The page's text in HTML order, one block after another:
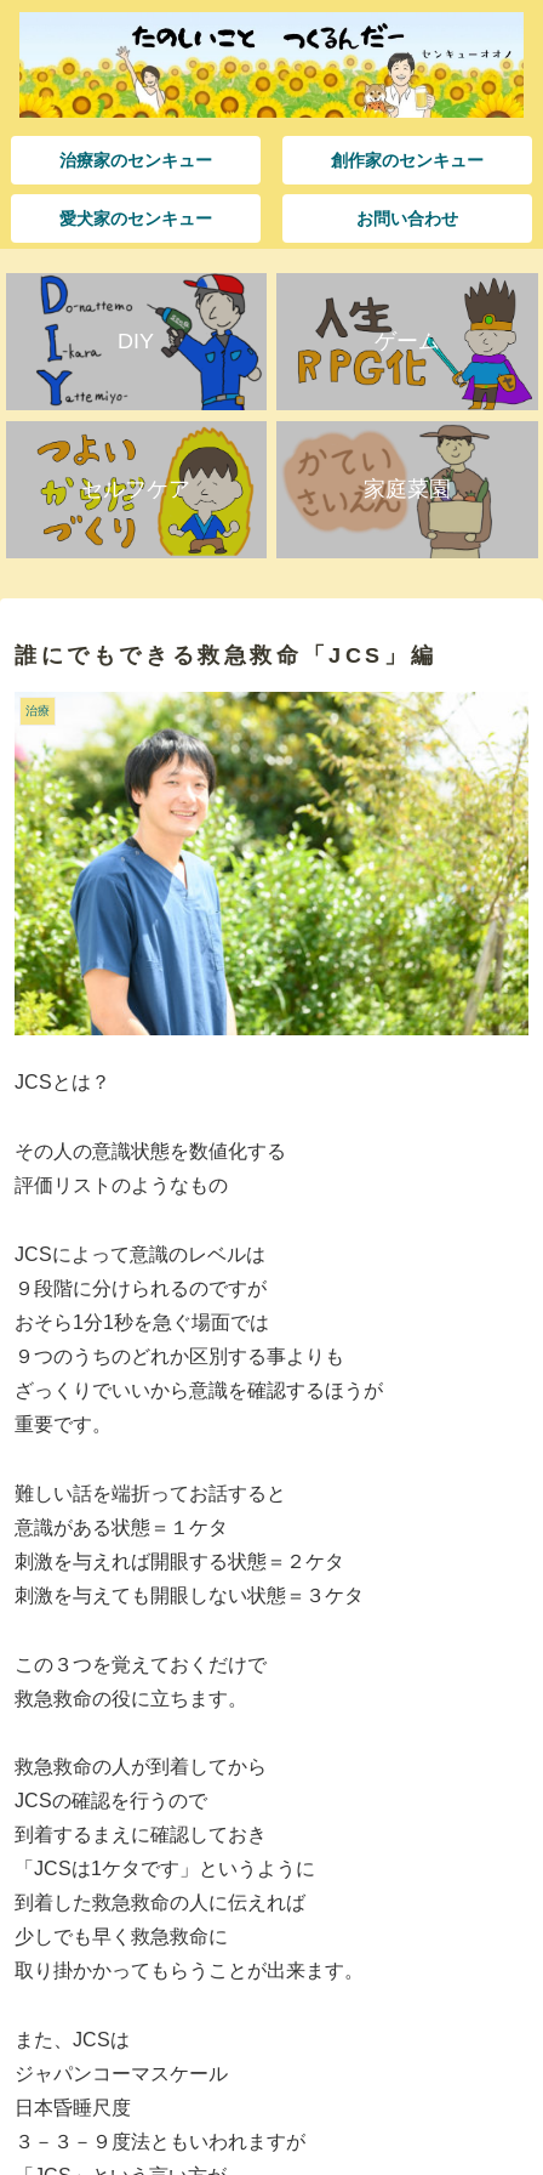
治療家のセンキュー 創作家のセンキュー
愛犬家のセンキュー お問い合わせ
DIY ゲーム
セルフケア 家庭菜園
誰にでもできる救急救命「JCS」編
治療
JCSとは？
その人の意識状態を数値化する
評価リストのようなもの
JCSによって意識のレベルは
９段階に分けられるのですが
おそら1分1秒を急ぐ場面では
９つのうちのどれか区別する事よりも
ざっくりでいいから意識を確認するほうが
重要です。
難しい話を端折ってお話すると
意識がある状態＝１ケタ
刺激を与えれば開眼する状態＝２ケタ
刺激を与えても開眼しない状態＝３ケタ
この３つを覚えておくだけで
救急救命の役に立ちます。
救急救命の人が到着してから
JCSの確認を行うので
到着するまえに確認しておき
「JCSは1ケタです」というように
到着した救急救命の人に伝えれば
少しでも早く救急救命に
取り掛かかってもらうことが出来ます。
また、JCSは
ジャパンコーマスケール
日本昏睡尺度
３－３－９度法ともいわれますが